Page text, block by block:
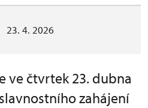
23. 4. 2026
ve čtvrtek 23. dubna
zahájení